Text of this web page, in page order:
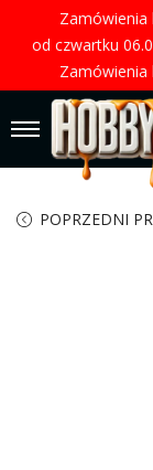
Zamówienia
od czwartku
Zamówienia
POPRZEDNI